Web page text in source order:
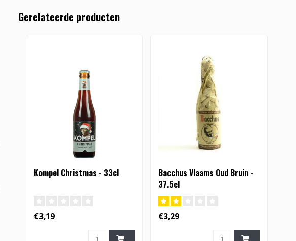
Gerelateerde producten
Kompel Christmas - 33cl
€3,19
Bacchus Vlaams Oud Bruin -
37.5cl
€3,29